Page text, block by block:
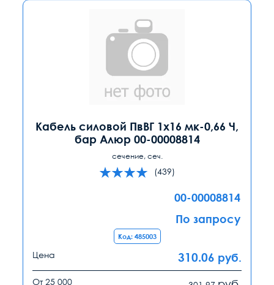
Кабель силовой ПвВГ 1х16 мк-0,66 Ч,
бар Алюр 00-00008814
сечение, сеч.
(439)
00-00008814
По запросу
Код: 485003
Цена 310.06 руб.
От 25 000